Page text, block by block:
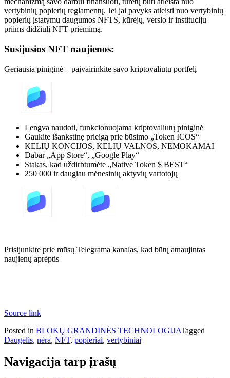
vertybinių popierių reglamentų. Jei jai pavyks atleisti nuo vertybinių
popierių įstatymų daugumos NFTS, kūrėjų, verslo ir institucijų
priims didžiulį NFT priėmimą.
Susijusios NFT naujienos:
Geriausia piniginė – paįvairinkite savo kriptovaliutų portfelį
Lengva naudoti, funkcionuojama kriptovaliutų piniginė
Gaukite išankstinę prieigą prie būsimo „Token ICOS“
KELIŲ KONCIJOS, KELIŲ VALNOS, NEMOKAMAI
Dabar „App Store“, „Google Play“
Stakas, kad uždirbtumėte „Native Token $ BEST“
250 000 ir daugiau mėnesinių aktyvių vartotojų
Prisijunkite prie mūsų Telegrama kanalas, kad būtų atnaujintas
naujienų aprėptis
Source link
Posted in BLOKŲ GRANDINĖS TECHNOLOGIJATagged
Daugelis, nėra, NFT, popieriai, vertybiniai
Navigacija tarp įrašų